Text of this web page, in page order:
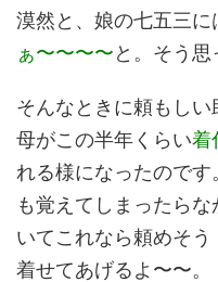
漠然と、娘の七五三に
ぁ〜〜〜〜と。そう思
そんなときに頼もしい
母がこの半年くらい着
れる様になったので
も覚えてしまったら
いてこれなら頼めそう
着せてあげるよ〜〜。